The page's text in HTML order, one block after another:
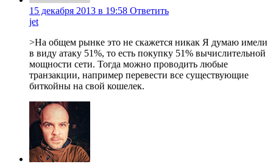
15 декабря 2013 в 19:58 Ответить
jet
>На общем рынке это не скажется никак Я думаю имели
в виду атаку 51%, то есть покупку 51% вычислительной
мощности сети. Тогда можно проводить любые
транзакции, например перевести все существующие
биткойны на свой кошелек.